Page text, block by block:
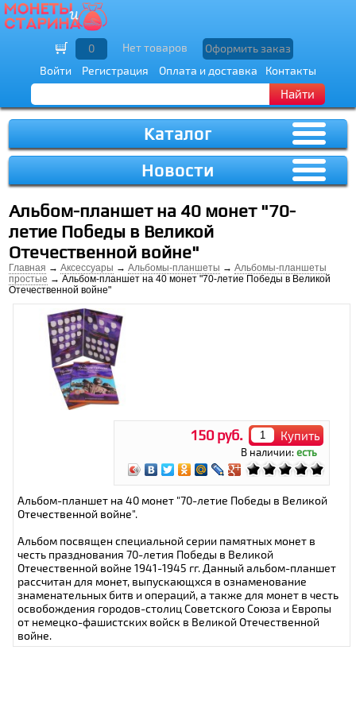
Войти Регистрация Оплата и доставка Контакты
Найти
0 Нет товаров Оформить заказ
Каталог
Новости
Альбом-планшет на 40 монет "70-
летие Победы в Великой
Отечественной войне"
Главная →Аксессуары →Альбомы-планшеты →Альбомы-планшеты
простые → Альбом-планшет на 40 монет "70-летие Победы в Великой
Отечественной войне"
150 руб. Купить
В наличии:есть
Альбом-планшет на 40 монет "70-летие Победы в Великой
Отечественной войне".
Альбом посвящен специальной серии памятных монет в
честь празднования 70-летия Победы в Великой
Отечественной войне 1941-1945 гг. Данный альбом-планшет
рассчитан для монет, выпускающхся в ознаменование
знаменательных битв и операций, а также для монет в честь
освобождения городов-столиц Советского Союза и Европы
от немецко-фашистских войск в Великой Отечественной
войне.